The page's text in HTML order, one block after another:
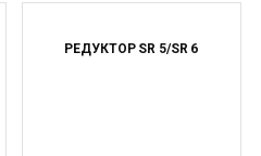
РЕДУКТОР SR 5/SR 6